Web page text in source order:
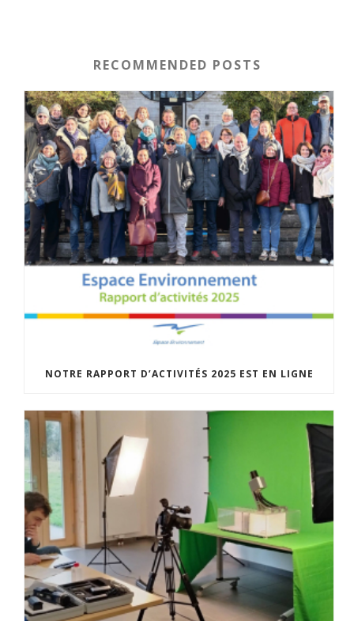
RECOMMENDED POSTS
NOTRE RAPPORT D’ACTIVITÉS 2025 EST EN LIGNE